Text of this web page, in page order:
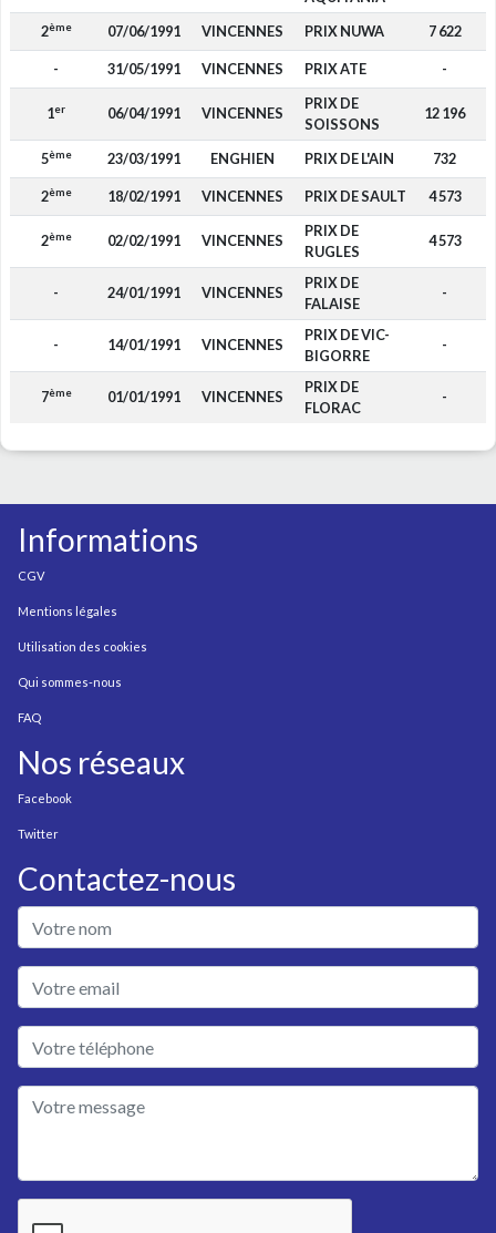
2ème 07/06/1991 VINCENNES PRIX NUWA 7 622
- 31/05/1991 VINCENNES PRIX ATE -
1er 06/04/1991 VINCENNES
PRIX DE
SOISSONS
12 196
5ème 23/03/1991 ENGHIEN PRIX DE L'AIN 732
2ème 18/02/1991 VINCENNES PRIX DE SAULT 4 573
2ème 02/02/1991 VINCENNES
PRIX DE
RUGLES
4 573
- 24/01/1991 VINCENNES
PRIX DE
FALAISE
-
- 14/01/1991 VINCENNES
PRIX DE VIC-
BIGORRE
-
7ème 01/01/1991 VINCENNES
PRIX DE
FLORAC
-
Informations
CGV
Mentions légales
Utilisation des cookies
Qui sommes-nous
FAQ
Nos réseaux
Facebook
Twitter
Contactez-nous